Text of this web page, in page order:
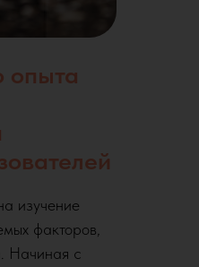
опыта
изучение
факторов,
Начиная с